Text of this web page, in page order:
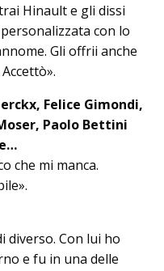
Hinault e gli dissi
con lo
Gli offrii anche
Fe­li­ce Gimondi,
Paolo Bettini
che mi manca.
diverso. Con lui ho
e fu in una delle